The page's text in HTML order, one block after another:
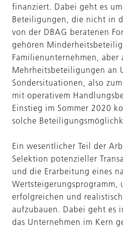
finanziert. Dabei geht es
Beteiligungen, die nicht in
von der DBAG beratenen
gehören
Familienunternehmen, aber
Mehrheitsbeteiligungen an
Sondersituationen, also
mit operativem
Einstieg im Sommer 2020
solche
Ein wesentlicher Teil der
Selektion potenzieller
und die Erarbeitung eines
Wertsteigerungsprogramm,
erfolgreichen und
aufzubauen. Dabei geht es
das Unternehmen im Kern